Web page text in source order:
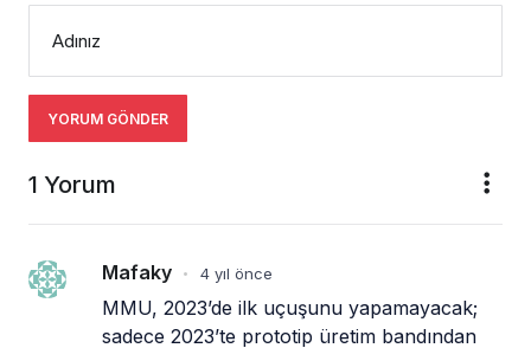
Adınız
YORUM GÖNDER
1 Yorum
Mafaky • 4 yıl önce
MMU, 2023’de ilk uçuşunu yapamayacak;
sadece 2023’te prototip üretim bandından